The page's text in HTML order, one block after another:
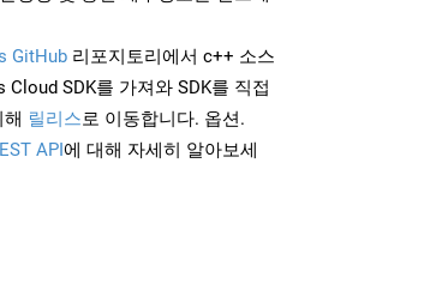
GitHub 리포지토리에서 c++ 소스
SDK를 가져와 SDK를 직접
릴리스로 이동합니다. 옵션.
API에 대해 자세히 알아보세